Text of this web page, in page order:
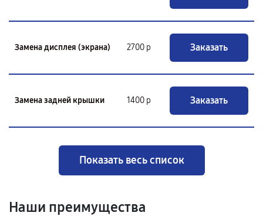
Замена дисплея (экрана) 2700 р Заказать
Замена задней крышки 1400 р Заказать
Показать весь список
Наши преимущества